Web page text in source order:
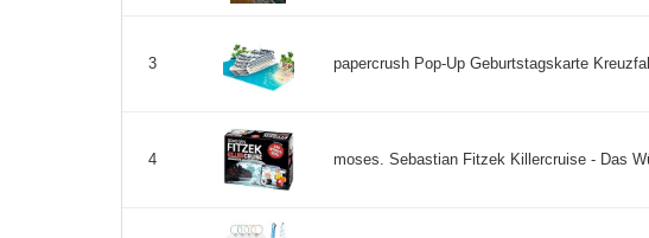
3 papercrush Pop-Up Geburtstagskarte
4 moses. Sebastian Fitzek Killercruise - Das